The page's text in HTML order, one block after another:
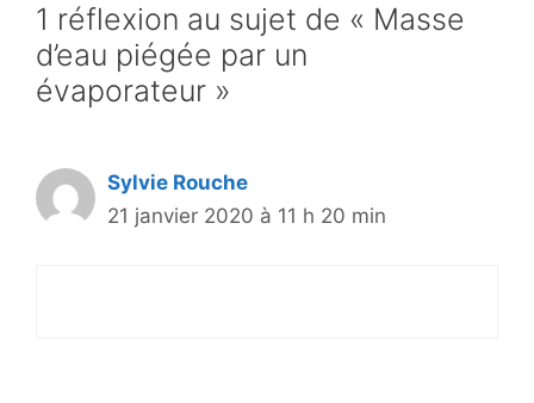
1 réflexion au sujet de « Masse
d’eau piégée par un
évaporateur »
Sylvie Rouche
21 janvier 2020 à 11 h 20 min